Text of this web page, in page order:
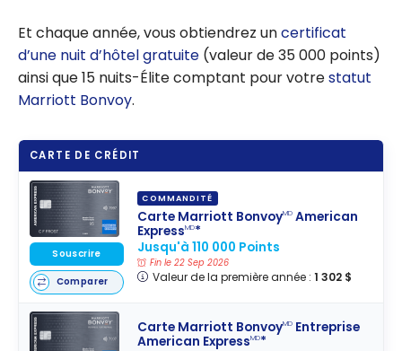
Et chaque année, vous obtiendrez uncertificat
d’une nuit d’hôtel gratuite (valeur de 35 000 points)
ainsi que 15 nuits-Élite comptant pour votrestatut
Marriott Bonvoy.
CARTE DE CRÉDIT
COMMANDITÉ
Carte Marriott BonvoyMD American
ExpressMD*
Jusqu'à 110 000 Points
Fin le 22 Sep 2026
Valeur de la première année : 1 302 $
Souscrire
Comparer
Carte Marriott BonvoyMD Entreprise
American ExpressMD*